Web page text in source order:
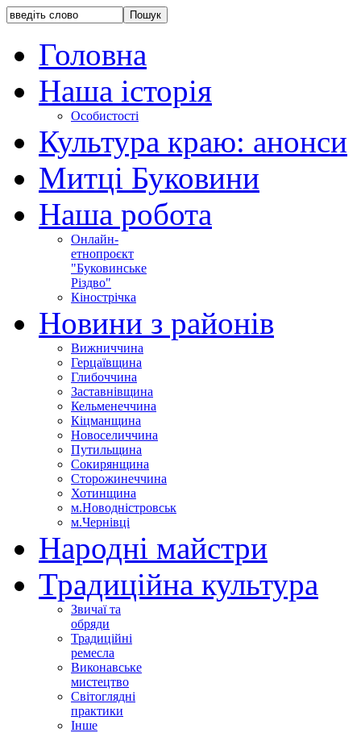
Головна
Наша історія
Особистості
Культура краю: анонси
Митці Буковини
Наша робота
Онлайн-
етнопроєкт
"Буковинське
Різдво"
Кінострічка
Новини з районів
Вижниччина
Герцаївщина
Глибоччина
Заставнівщина
Кельменеччина
Кіцманщина
Новоселиччина
Путильщина
Сокирянщина
Сторожинеччина
Хотинщина
м.Новодністровськ
м.Чернівці
Народні майстри
Традиційна культура
Звичаї та
обряди
Традиційні
ремесла
Виконавське
мистецтво
Світоглядні
практики
Інше